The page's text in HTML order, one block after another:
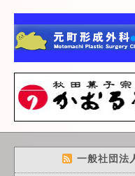
一般社団法